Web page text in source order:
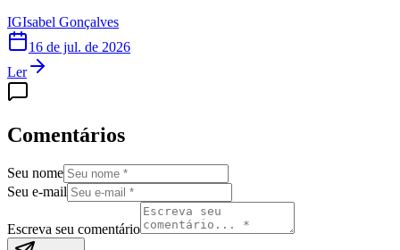
IGIsabel Gonçalves
16 de jul. de 2026
Ler
Comentários
Seu nome
Seu e-mail
Escreva seu comentário